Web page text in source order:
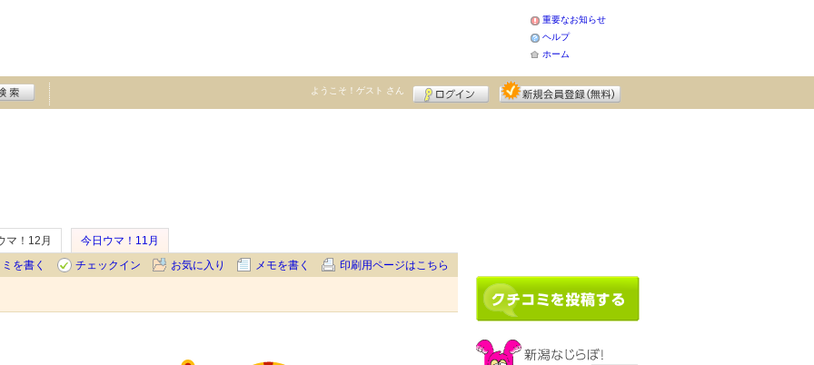
重要なお知らせ
ヘルプ
ホーム
ようこそ！ ゲスト さん
マ！12月
今日ウマ！11月
を書く
チェックイン お気に入り メモを書く 印刷用ページはこちら